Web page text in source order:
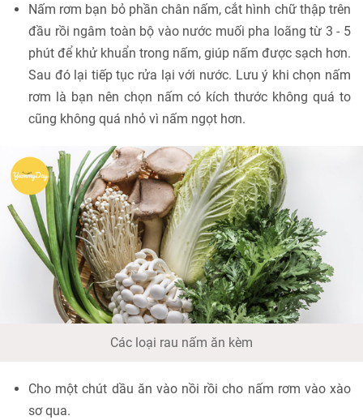
Nấm rơm bạn bỏ phần chân nấm, cắt hình chữ thập trên
đầu rồi ngâm toàn bộ vào nước muối pha loãng từ 3 - 5
phút để khử khuẩn trong nấm, giúp nấm được sạch hơn.
Sau đó lại tiếp tục rửa lại với nước. Lưu ý khi chọn nấm
rơm là bạn nên chọn nấm có kích thước không quá to
cũng không quá nhỏ vì nấm ngọt hơn.
Các loại rau nấm ăn kèm
Cho một chút dầu ăn vào nồi rồi cho nấm rơm vào xào
sơ qua.